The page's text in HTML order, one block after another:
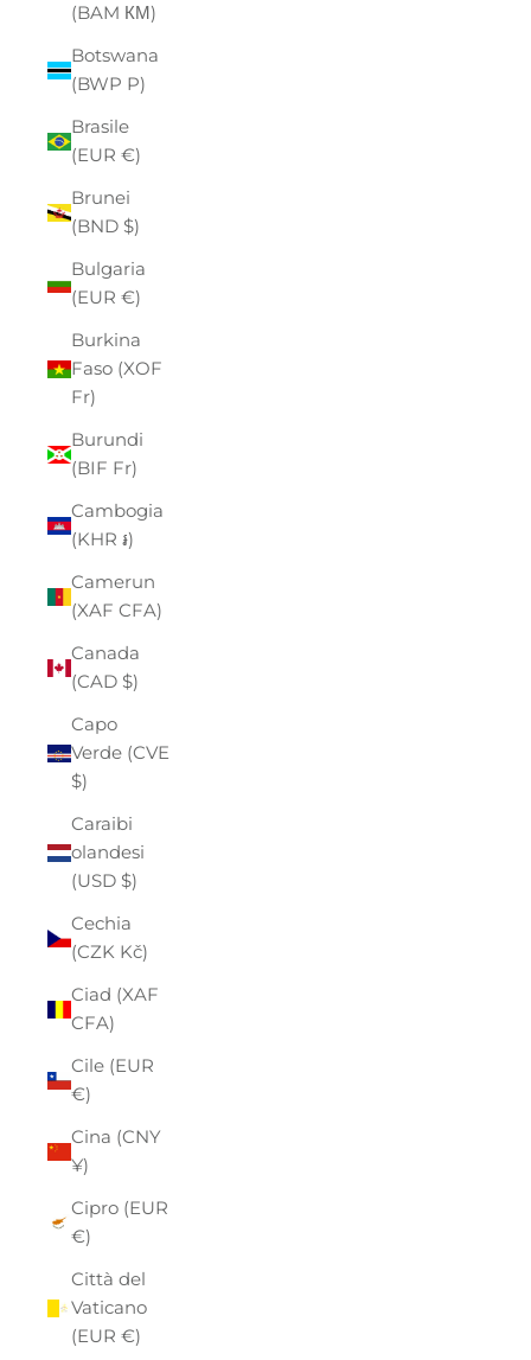
(BAM КМ)
Botswana
(BWP P)
Brasile
(EUR €)
Brunei
(BND $)
Bulgaria
(EUR €)
Burkina
Faso (XOF
Fr)
Burundi
(BIF Fr)
Cambogia
(KHR ៛)
Camerun
(XAF CFA)
Canada
(CAD $)
Capo
Verde (CVE
$)
Caraibi
olandesi
(USD $)
Cechia
(CZK Kč)
Ciad (XAF
CFA)
Cile (EUR
€)
Cina (CNY
¥)
Cipro (EUR
€)
Città del
Vaticano
(EUR €)